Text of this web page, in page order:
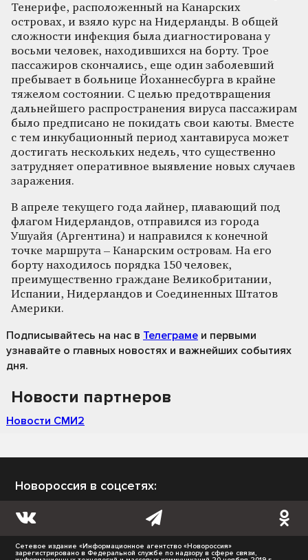
Тенерифе, расположенный на Канарских
островах, и взяло курс на Нидерланды. В общей
сложности инфекция была диагностирована у
восьми человек, находившихся на борту. Трое
пассажиров скончались, еще один заболевший
пребывает в больнице Йоханнесбурга в крайне
тяжелом состоянии. С целью предотвращения
дальнейшего распространения вируса пассажирам
было предписано не покидать свои каюты. Вместе
с тем инкубационный период хантавируса может
достигать нескольких недель, что существенно
затрудняет оперативное выявление новых случаев
заражения.
В апреле текущего года лайнер, плавающий под
флагом Нидерландов, отправился из города
Ушуайя (Аргентина) и направился к конечной
точке маршрута – Канарским островам. На его
борту находилось порядка 150 человек,
преимущественно граждане Великобритании,
Испании, Нидерландов и Соединенных Штатов
Америки.
Подписывайтесь на нас в Телеграме и первыми
узнавайте о главных новостях и важнейших событиях
дня.
Новости партнеров
Новости СМИ2
Новороссия в соцсетях:
Сетевое издание «Информационное агентство «Новороссия»
зарегистрировано в Федеральной службе по надзору в сфере связи,